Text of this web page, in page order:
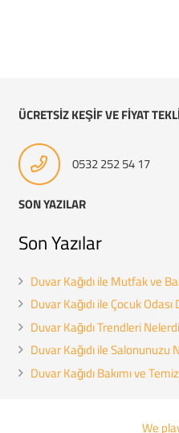
ÜCRETSİZ KEŞİF VE FİYAT
0532 252 54 17
SON YAZILAR
Son Yazılar
Duvar Kağıdı ile Mutfak ve
Duvar Kağıdı ile Çocuk
Duvar Kağıdı Trendleri
Duvar Kağıdı ile Salonunuzu
Duvar Kağıdı Bakımı ve
We